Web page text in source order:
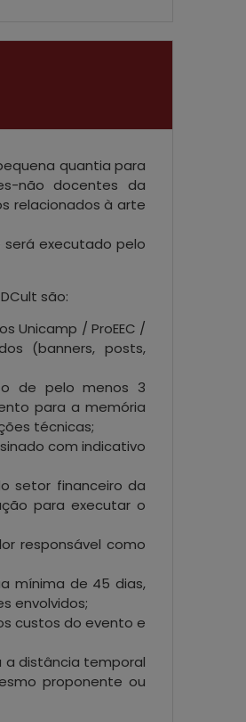
quantia para
não docentes da
relacionados à arte
executado pelo
são:
Unicamp / ProEEC /
(banners, posts,
de pelo menos 3
para a memória
técnicas;
com indicativo
setor financeiro da
para executar o
responsável como
mínima de 45 dias,
envolvidos;
custos do evento e
a distância temporal
proponente ou